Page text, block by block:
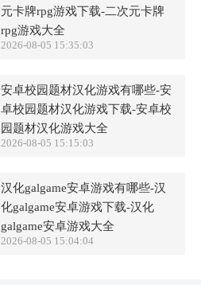
元卡牌rpg游戏下载-二次元卡牌
rpg游戏大全
2026-08-05 15:35:03
安卓校园题材汉化游戏有哪些-安
卓校园题材汉化游戏下载-安卓校
园题材汉化游戏大全
2026-08-05 15:15:03
汉化galgame安卓游戏有哪些-汉
化galgame安卓游戏下载-汉化
galgame安卓游戏大全
2026-08-05 15:04:04